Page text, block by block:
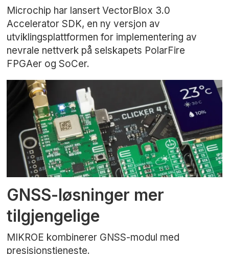
Microchip har lansert VectorBlox 3.0
Accelerator SDK, en ny versjon av
utviklingsplattformen for implementering av
nevrale nettverk på selskapets PolarFire
FPGAer og SoCer.
GNSS-løsninger mer
tilgjengelige
MIKROE kombinerer GNSS-modul med
presisjonstjeneste.